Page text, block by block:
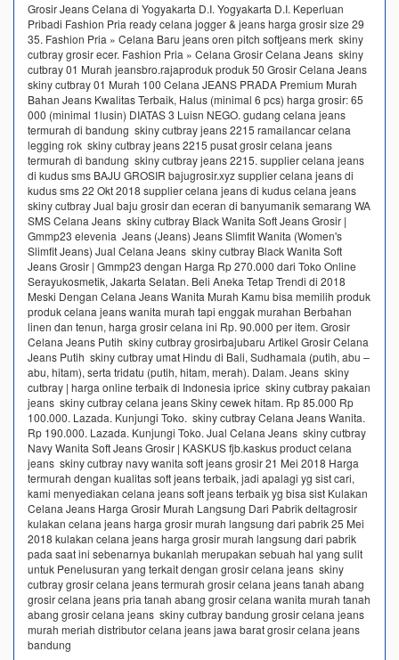
Grosir Jeans Celana di Yogyakarta D.I. Yogyakarta D.I. Keperluan
Pribadi Fashion Pria ready celana jogger & jeans harga grosir size 29
35. Fashion Pria » Celana Baru jeans oren pitch softjeans merk skiny
cutbray grosir ecer. Fashion Pria » Celana Grosir Celana Jeans skiny
cutbray 01 Murah jeansbro.rajaproduk produk 50 Grosir Celana Jeans
skiny cutbray 01 Murah 100 Celana JEANS PRADA Premium Murah
Bahan Jeans Kwalitas Terbaik, Halus (minimal 6 pcs) harga grosir: 65
000 (minimal 1lusin) DIATAS 3 Luisn NEGO. gudang celana jeans
termurah di bandung skiny cutbray jeans 2215 ramailancar celana
legging rok skiny cutbray jeans 2215 pusat grosir celana jeans
termurah di bandung skiny cutbray jeans 2215. supplier celana jeans
di kudus sms BAJU GROSIR bajugrosir.xyz supplier celana jeans di
kudus sms 22 Okt 2018 supplier celana jeans di kudus celana jeans
skiny cutbray Jual baju grosir dan eceran di banyumanik semarang WA
SMS Celana Jeans skiny cutbray Black Wanita Soft Jeans Grosir |
Gmmp23 elevenia Jeans (Jeans) Jeans Slimfit Wanita (Women's
Slimfit Jeans) Jual Celana Jeans skiny cutbray Black Wanita Soft
Jeans Grosir | Gmmp23 dengan Harga Rp 270.000 dari Toko Online
Serayukosmetik, Jakarta Selatan. Beli Aneka Tetap Trendi di 2018
Meski Dengan Celana Jeans Wanita Murah Kamu bisa memilih produk
produk celana jeans wanita murah tapi enggak murahan Berbahan
linen dan tenun, harga grosir celana ini Rp. 90.000 per item. Grosir
Celana Jeans Putih skiny cutbray grosirbajubaru Artikel Grosir Celana
Jeans Putih skiny cutbray umat Hindu di Bali, Sudhamala (putih, abu –
abu, hitam), serta tridatu (putih, hitam, merah). Dalam. Jeans skiny
cutbray | harga online terbaik di Indonesia iprice skiny cutbray pakaian
jeans skiny cutbray celana jeans Skiny cewek hitam. Rp 85.000 Rp
100.000. Lazada. Kunjungi Toko. skiny cutbray Celana Jeans Wanita.
Rp 190.000. Lazada. Kunjungi Toko. Jual Celana Jeans skiny cutbray
Navy Wanita Soft Jeans Grosir | KASKUS fjb.kaskus product celana
jeans skiny cutbray navy wanita soft jeans grosir 21 Mei 2018 Harga
termurah dengan kualitas soft jeans terbaik, jadi apalagi yg sist cari,
kami menyediakan celana jeans soft jeans terbaik yg bisa sist Kulakan
Celana Jeans Harga Grosir Murah Langsung Dari Pabrik deltagrosir
kulakan celana jeans harga grosir murah langsung dari pabrik 25 Mei
2018 kulakan celana jeans harga grosir murah langsung dari pabrik
pada saat ini sebenarnya bukanlah merupakan sebuah hal yang sulit
untuk Penelusuran yang terkait dengan grosir celana jeans skiny
cutbray grosir celana jeans termurah grosir celana jeans tanah abang
grosir celana jeans pria tanah abang grosir celana wanita murah tanah
abang grosir celana jeans skiny cutbray bandung grosir celana jeans
murah meriah distributor celana jeans jawa barat grosir celana jeans
bandung